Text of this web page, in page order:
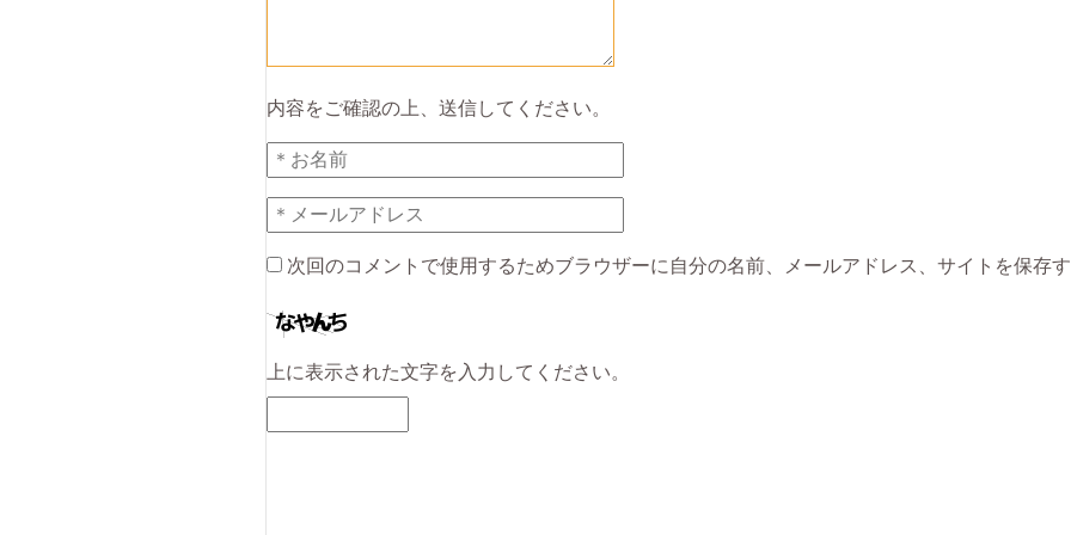
内容をご確認の上、送信してください。
次回のコメントで使用するためブラウザーに自分の名前、メールアドレス、サイトを保存
上に表示された文字を入力してください。